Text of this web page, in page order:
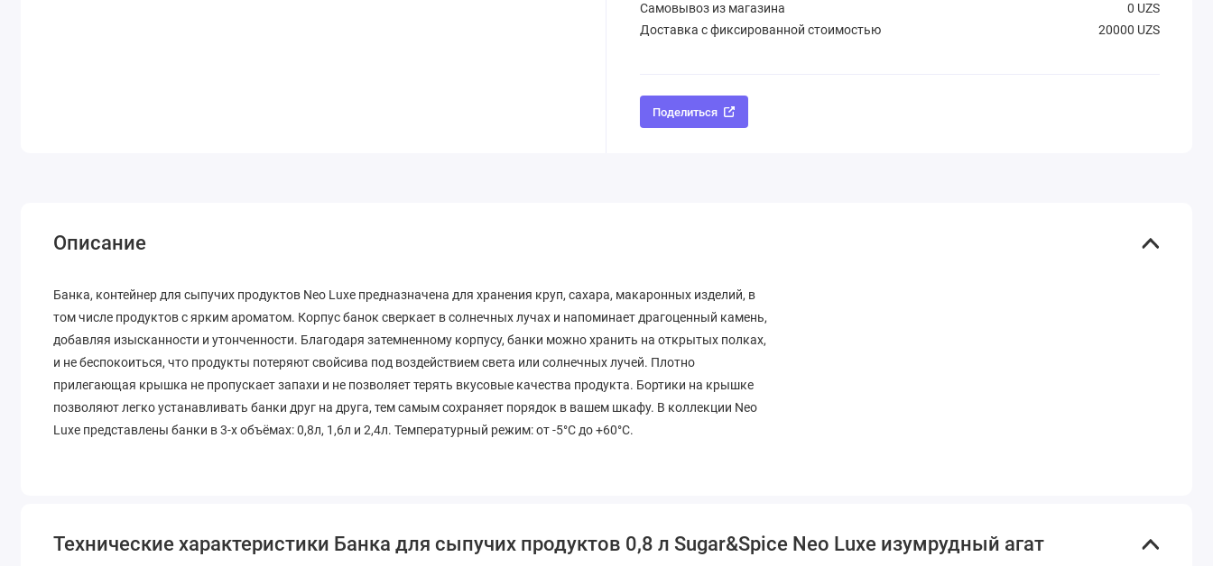
Самовывоз из магазина
0 UZS
Доставка с фиксированной стоимостью
20000 UZS
Поделиться
Описание
Банка, контейнер для сыпучих продуктов Neo Luxe предназначена для хранения круп, сахара, макаронных изделий, в
том числе продуктов с ярким ароматом. Корпус банок сверкает в солнечных лучах и напоминает драгоценный камень,
добавляя изысканности и утонченности. Благодаря затемненному корпусу, банки можно хранить на открытых полках,
и не беспокоиться, что продукты потеряют свойсива под воздействием света или солнечных лучей. Плотно
прилегающая крышка не пропускает запахи и не позволяет терять вкусовые качества продукта. Бортики на крышке
позволяют легко устанавливать банки друг на друга, тем самым сохраняет порядок в вашем шкафу. В коллекции Neo
Luxe представлены банки в 3-х объёмах: 0,8л, 1,6л и 2,4л. Температурный режим: от -5°C до +60°C.
Технические характеристики Банка для сыпучих продуктов 0,8 л Sugar&Spice Neo Luxe изумрудный агат